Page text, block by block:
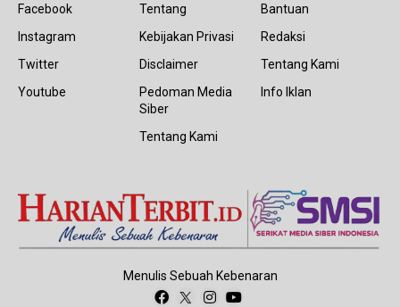
Facebook
Instagram
Twitter
Youtube
Tentang
Kebijakan Privasi
Disclaimer
Pedoman Media
Siber
Tentang Kami
Bantuan
Redaksi
Tentang Kami
Info Iklan
Menulis Sebuah Kebenaran